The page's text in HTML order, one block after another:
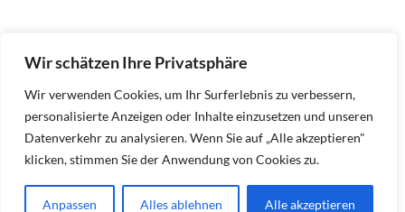
Wir schätzen Ihre Privatsphäre
Wir verwenden Cookies, um Ihr Surferlebnis zu verbessern,
personalisierte Anzeigen oder Inhalte einzusetzen und unseren
Datenverkehr zu analysieren. Wenn Sie auf „Alle akzeptieren"
klicken, stimmen Sie der Anwendung von Cookies zu.
Anpassen Alles ablehnen Alle akzeptieren